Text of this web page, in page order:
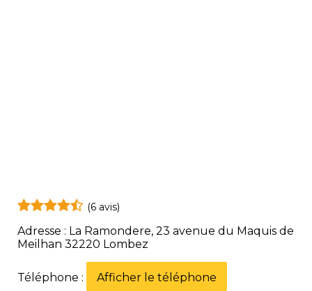
(6 avis)
Adresse : La Ramondere, 23 avenue du Maquis de
Meilhan 32220 Lombez
Téléphone : Afficher le téléphone